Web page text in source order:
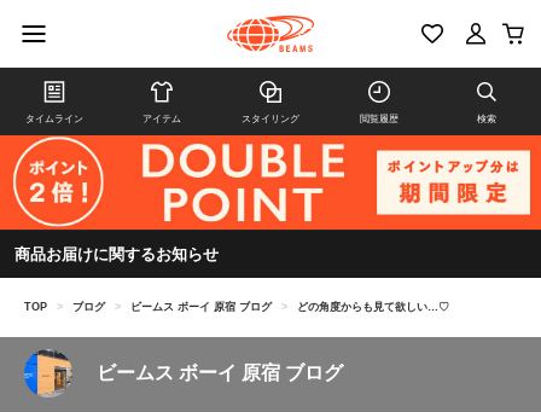
タイムライン アイテム スタイリング 閲覧履歴 検索
商品お届けに関するお知らせ
TOP > ブログ > ビームス ボーイ 原宿 ブログ > どの角度からも見て欲しい…♡
ビームス ボーイ 原宿 ブログ